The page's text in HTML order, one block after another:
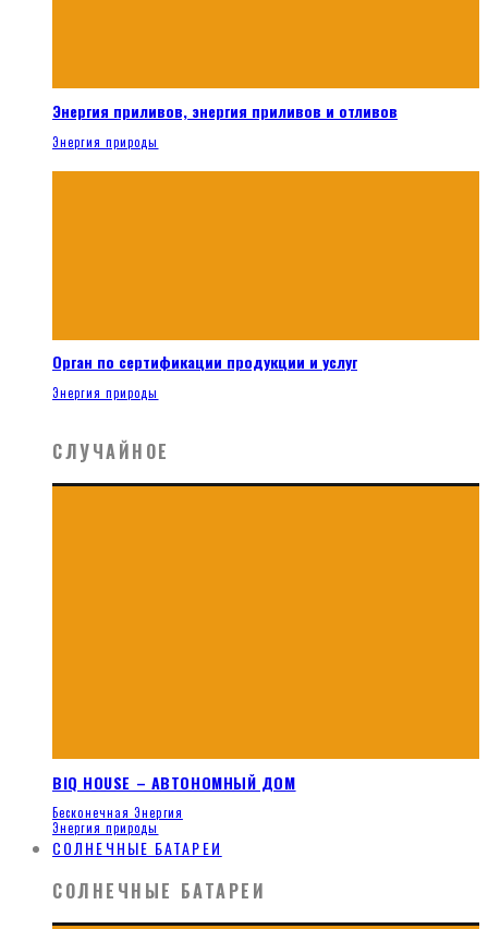
Энергия приливов, энергия приливов и отливов
Энергия природы
Орган по сертификации продукции и услуг
Энергия природы
СЛУЧАЙНОЕ
BIQ HOUSE – АВТОНОМНЫЙ ДОМ
Бесконечная Энергия
Энергия природы
СОЛНЕЧНЫЕ БАТАРЕИ
СОЛНЕЧНЫЕ БАТАРЕИ